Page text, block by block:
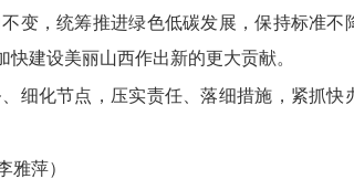
变，统筹推进绿色低碳发展，保持标准不
快建设美丽山西作出新的更大贡献。
细化节点， 压实责任、落细措施， 紧抓快
雅萍）